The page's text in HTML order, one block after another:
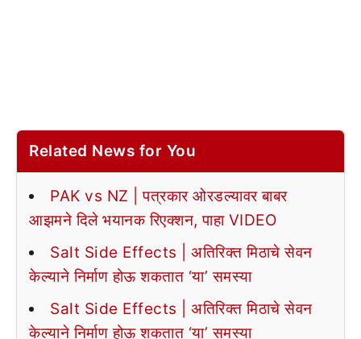
Related News for You
PAK vs NZ | पत्रकार ओरडल्यावर बाबर
आझमने दिले भयानक रिएक्शन, पाहा VIDEO
Salt Side Effects | अतिरिक्त मिठाचे सेवन
केल्याने निर्माण होऊ शकतात ‘या’ समस्या
Salt Side Effects | अतिरिक्त मिठाचे सेवन
केल्याने निर्माण होऊ शकतात ‘या’ समस्या